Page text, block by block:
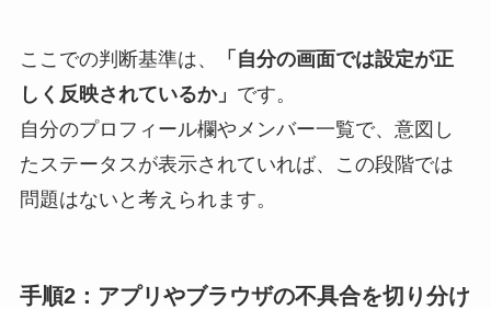
ここでの判断基準は、
「自分の画面では設定が正
しく反映されているか」 です。
自分のプロフィール欄やメンバー一覧で、意図し
たステータスが表示されていれば、この段階では
問題はないと考えられます。
手順2：アプリやブラウザの不具合を切り分け